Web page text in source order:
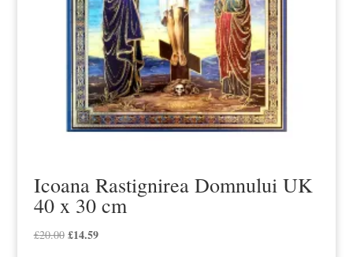
Icoana Rastignirea Domnului UK
40 x 30 cm
£20.00 Prețul
£14.59Prețul